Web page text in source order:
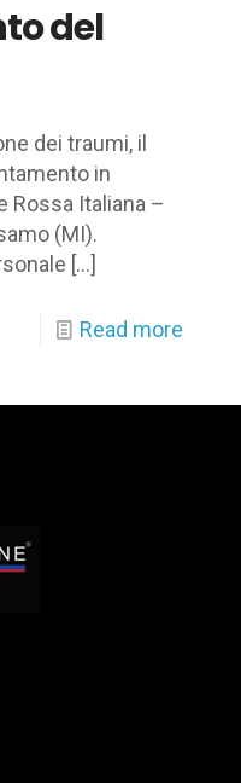
del
dei traumi, il
in
Rossa Italiana –
(MI).
[…]
Read more